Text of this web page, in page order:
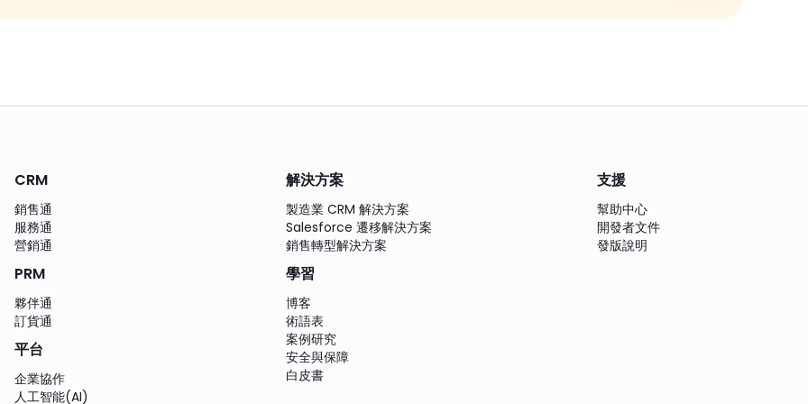
CRM
銷售通
服務通
營銷通
PRM
夥伴通
訂貨通
平台
企業協作
人工智能(AI)
解決方案
製造業 CRM 解決方案
Salesforce 遷移解決方案
銷售轉型解決方案
學習
博客
術語表
案例研究
安全與保障
白皮書
支援
幫助中心
開發者文件
發版說明